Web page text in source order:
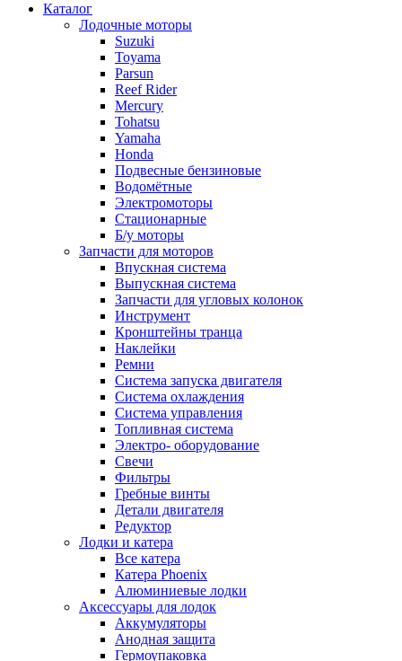
Каталог
Лодочные моторы
Suzuki
Toyama
Parsun
Reef Rider
Mercury
Tohatsu
Yamaha
Honda
Подвесные бензиновые
Водомётные
Электромоторы
Стационарные
Б/у моторы
Запчасти для моторов
Впускная система
Выпускная система
Запчасти для угловых колонок
Инструмент
Кронштейны транца
Наклейки
Ремни
Система запуска двигателя
Система охлаждения
Система управления
Топливная система
Электро- оборудование
Свечи
Фильтры
Гребные винты
Детали двигателя
Редуктор
Лодки и катера
Все катера
Катера Phoenix
Алюминиевые лодки
Аксессуары для лодок
Аккумуляторы
Анодная защита
Гермоупаковка